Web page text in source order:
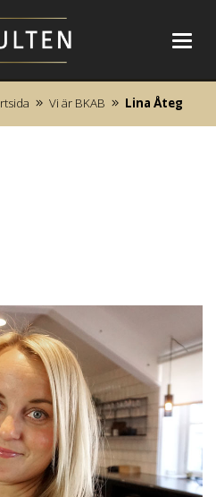
Vi är BKAB Lina Åteg